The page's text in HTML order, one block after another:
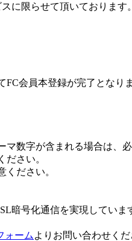
に限らせて頂いております。
会員本登録が完了となりま
数字が含まれる場合は、
さい。
ださい。
暗号化通信を実現していま
ォーム よりお問い合わせくだ